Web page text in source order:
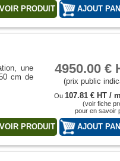
VOIR PRODUIT
une
cm de
4950.00 €
(prix public
Ou 107.81 € HT /
(voir fiche
pour en savoir
VOIR PRODUIT